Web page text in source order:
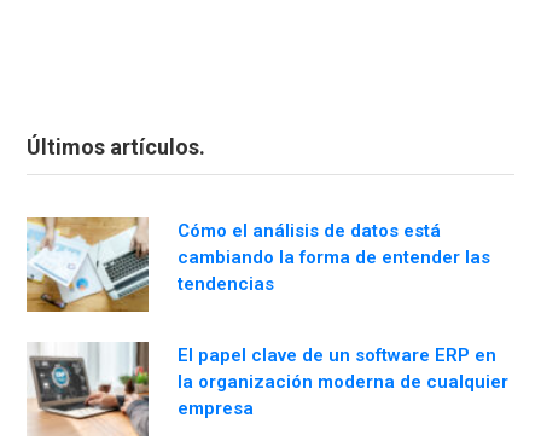
Últimos artículos.
Cómo el análisis de datos está
cambiando la forma de entender las
tendencias
El papel clave de un software ERP en
la organización moderna de cualquier
empresa